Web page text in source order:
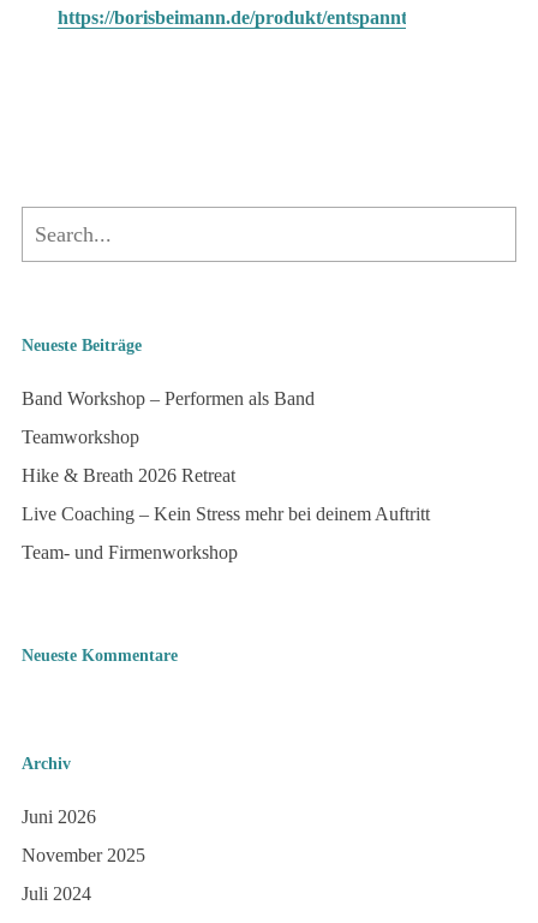
https://borisbeimann.de/produkt/
Neueste Beiträge
Band Workshop – Performen als Band
Teamworkshop
Hike & Breath 2026 Retreat
Live Coaching – Kein Stress mehr bei deinem Auftritt
Team- und Firmenworkshop
Neueste Kommentare
Archiv
Juni 2026
November 2025
Juli 2024